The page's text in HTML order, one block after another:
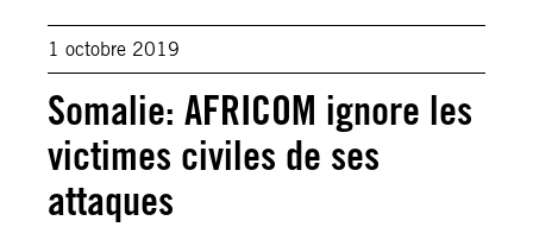
1 octobre 2019
Somalie: AFRICOM ignore les
victimes civiles de ses
attaques